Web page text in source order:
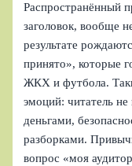
Распространённый
заголовок, вообще
результате
принято», которые
ЖКХ и футбола.
эмоций: читатель не
деньгами,
разборками.
вопрос «моя